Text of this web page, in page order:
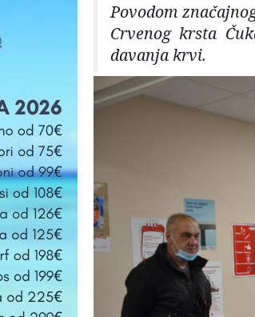
Povodom
Crvenog krsta
davanja krvi.